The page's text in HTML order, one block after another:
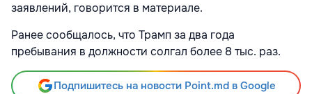
заявлений, говорится в материале.
Ранее сообщалось, что Трамп за два года
пребывания в должности солгал более 8 тыс. раз.
Подпишитесь на новости Point.md в Google